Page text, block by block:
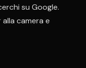
su Google.
camera e